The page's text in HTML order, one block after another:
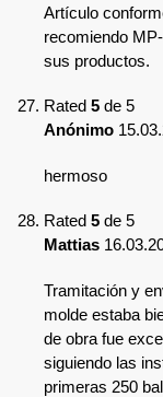
Artículo
recomiendo
sus productos.
Rated 5 de 5
Anónimo
hermoso
Rated 5 de 5
Mattias
Tramitación y
molde estaba
de obra fue
siguiendo las
primeras 250